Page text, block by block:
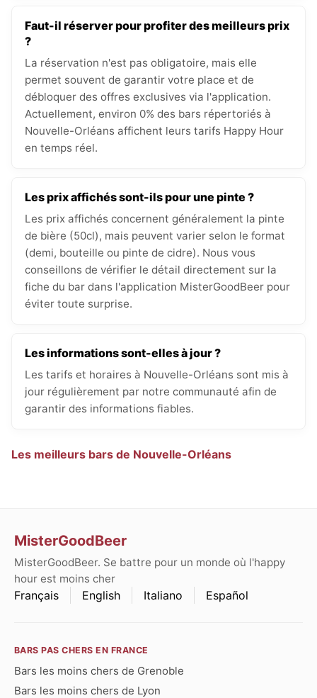
Faut-il réserver pour profiter des meilleurs prix
?
La réservation n'est pas obligatoire, mais elle
permet souvent de garantir votre place et de
débloquer des offres exclusives via l'application.
Actuellement, environ 0% des bars répertoriés à
Nouvelle-Orléans affichent leurs tarifs Happy Hour
en temps réel.
Les prix affichés sont-ils pour une pinte ?
Les prix affichés concernent généralement la pinte
de bière (50cl), mais peuvent varier selon le format
(demi, bouteille ou pinte de cidre). Nous vous
conseillons de vérifier le détail directement sur la
fiche du bar dans l'application MisterGoodBeer pour
éviter toute surprise.
Les informations sont-elles à jour ?
Les tarifs et horaires à Nouvelle-Orléans sont mis à
jour régulièrement par notre communauté afin de
garantir des informations fiables.
Les meilleurs bars de Nouvelle-Orléans
MisterGoodBeer
MisterGoodBeer. Se battre pour un monde où l'happy
hour est moins cher
Français English Italiano Español
BARS PAS CHERS EN FRANCE
Bars les moins chers de Grenoble
Bars les moins chers de Lyon